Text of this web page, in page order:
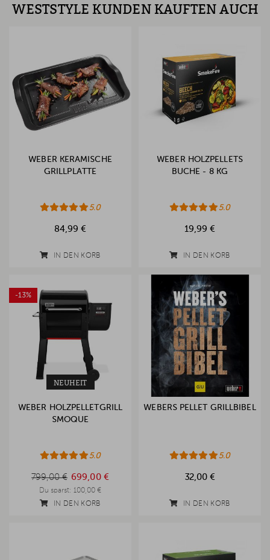
WESTSTYLE KUNDEN KAUFTEN AUCH
WEBER KERAMISCHE
GRILLPLATTE
5.0
84,99 €
IN DEN KORB
WEBER HOLZPELLETS
BUCHE - 8 KG
5.0
19,99 €
IN DEN KORB
-13%
NEUHEIT
WEBER HOLZPELLETGRILL
SMOQUE
5.0
799,00 € 699,00 €
Du sparst: 100,00 €
IN DEN KORB
WEBERS PELLET GRILLBIBEL
5.0
32,00 €
IN DEN KORB